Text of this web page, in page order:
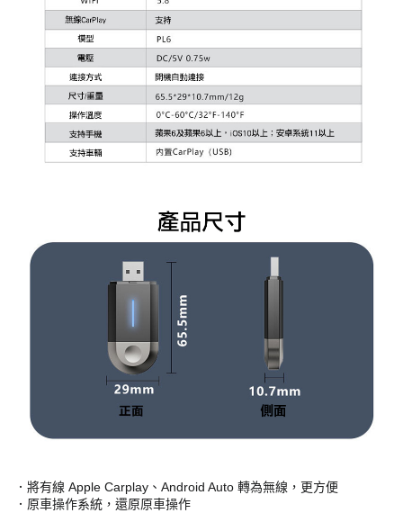
．將有線 Apple Carplay、Android Auto 轉為無線，更方便
．原車操作系統，還原原車操作